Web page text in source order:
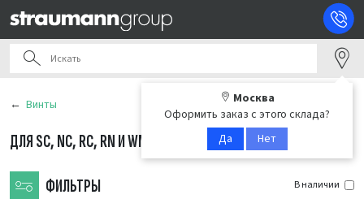
Москва
Оформить заказ с этого склада?
Да
Нет
Винты
ФИЛЬТРЫ
ДЛЯ SC, NC, RC, RN И WN
В наличии